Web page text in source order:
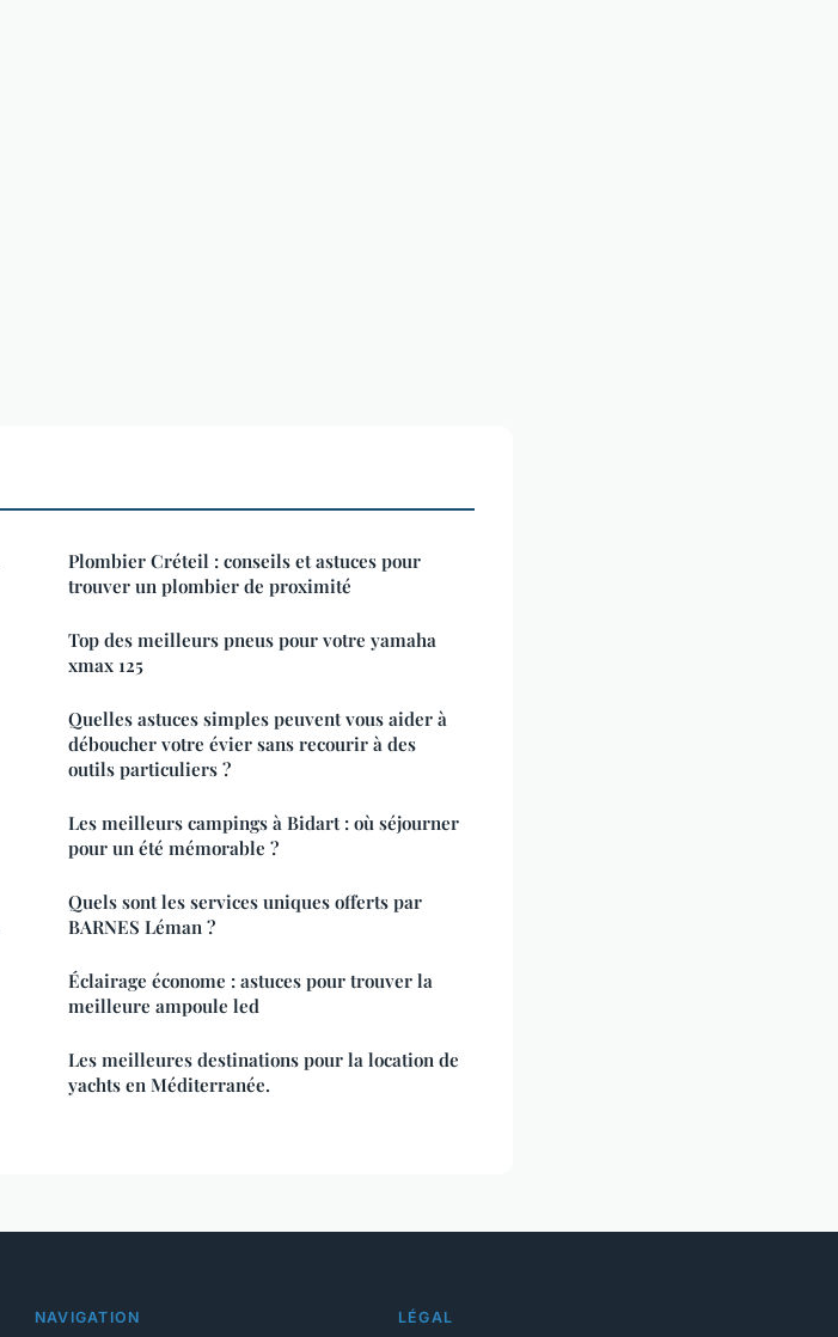
Plombier Créteil : conseils et astuces pour
trouver un plombier de proximité
Top des meilleurs pneus pour votre yamaha
xmax 125
Quelles astuces simples peuvent vous aider à
déboucher votre évier sans recourir à des
outils particuliers ?
Les meilleurs campings à Bidart : où séjourner
pour un été mémorable ?
Quels sont les services uniques offerts par
BARNES Léman ?
Éclairage économe : astuces pour trouver la
meilleure ampoule led
Les meilleures destinations pour la location de
yachts en Méditerranée.
NAVIGATION LÉGAL